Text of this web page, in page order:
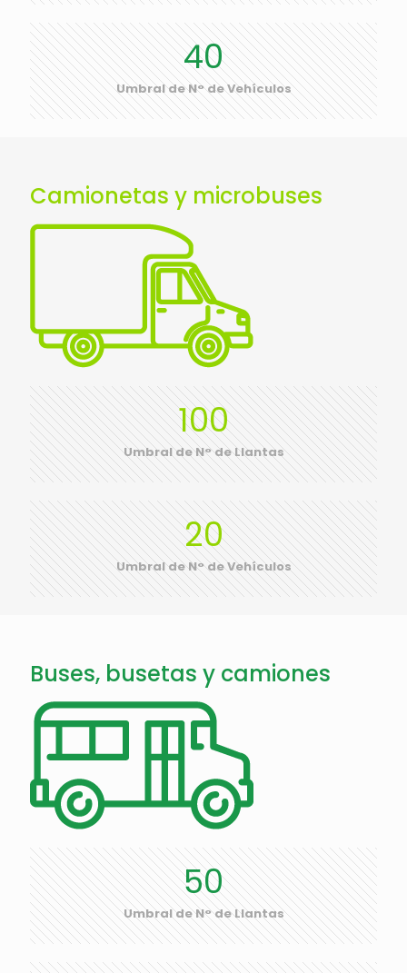
40
Umbral de N° de Vehículos
Camionetas y microbuses
100
Umbral de N° de Llantas
20
Umbral de N° de Vehículos
Buses, busetas y camiones
50
Umbral de N° de Llantas